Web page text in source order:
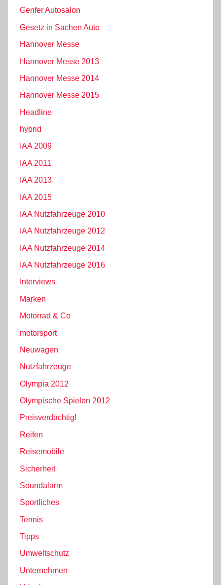
Genfer Autosalon
Gesetz in Sachen Auto
Hannover Messe
Hannover Messe 2013
Hannover Messe 2014
Hannover Messe 2015
Headline
hybrid
IAA 2009
IAA 2011
IAA 2013
IAA 2015
IAA Nutzfahrzeuge 2010
IAA Nutzfahrzeuge 2012
IAA Nutzfahrzeuge 2014
IAA Nutzfahrzeuge 2016
Interviews
Marken
Motorrad & Co
motorsport
Neuwagen
Nutzfahrzeuge
Olympia 2012
Olympische Spielen 2012
Preisverdächtig!
Reifen
Reisemobile
Sicherheit
Soundalarm
Sportliches
Tennis
Tipps
Umweltschutz
Unternehmen